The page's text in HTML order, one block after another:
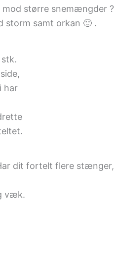
mod større snemængder ?
storm samt orkan 🙂 .
har
dit fortelt flere stænger,
væk.